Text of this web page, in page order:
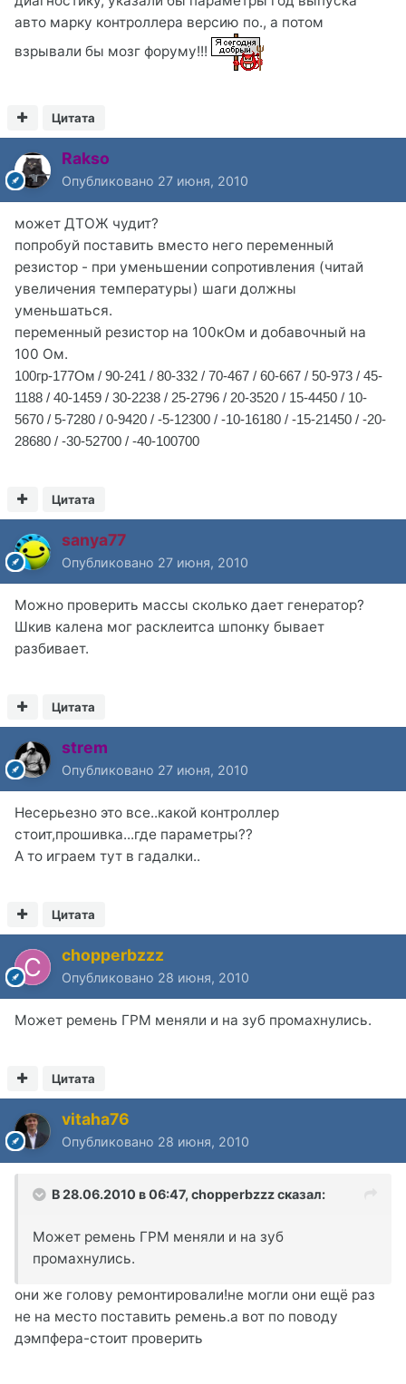
авто марку контроллера версию по., а потом
взрывали бы мозг форуму!!!
Цитата
Rakso
Опубликовано 27 июня, 2010
может ДТОЖ чудит?
попробуй поставить вместо него переменный
резистор - при уменьшении сопротивления (читай
увеличения температуры) шаги должны
уменьшаться.
переменный резистор на 100кОм и добавочный на
100 Ом.
100гр-177Ом / 90-241 / 80-332 / 70-467 / 60-667 / 50-973 / 45-
1188 / 40-1459 / 30-2238 / 25-2796 / 20-3520 / 15-4450 / 10-
5670 / 5-7280 / 0-9420 / -5-12300 / -10-16180 / -15-21450 / -20-
28680 / -30-52700 / -40-100700
Цитата
sanya77
Опубликовано 27 июня, 2010
Можно проверить массы сколько дает генератор?
Шкив калена мог расклеитса шпонку бывает
разбивает.
Цитата
strem
Опубликовано 27 июня, 2010
Несерьезно это все..какой контроллер
стоит,прошивка...где параметры??
А то играем тут в гадалки..
Цитата
chopperbzzz
Опубликовано 28 июня, 2010
Может ремень ГРМ меняли и на зуб промахнулись.
Цитата
vitaha76
Опубликовано 28 июня, 2010
В 28.06.2010 в 06:47, chopperbzzz сказал:
Может ремень ГРМ меняли и на зуб
промахнулись.
они же голову ремонтировали!не могли они ещё раз
не на место поставить ремень.а вот по поводу
дэмпфера-стоит проверить